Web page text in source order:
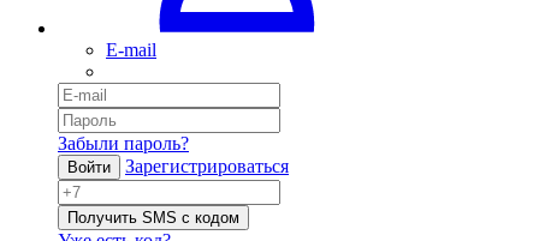
E-mail
Забыли пароль?
Войти Зарегистрироваться
Получить SMS с кодом